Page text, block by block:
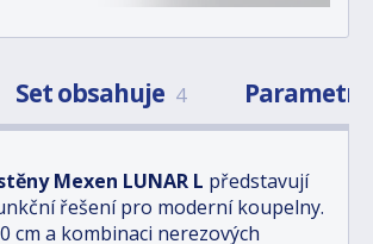
Set obsahuje 4 Parametry
Mexen LUNAR L představují
řešení pro moderní koupelny.
cm a kombinaci nerezových